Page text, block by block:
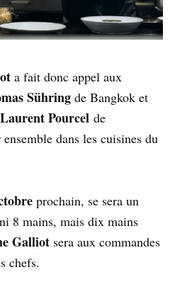
a fait donc appel aux
Sühring de Bangkok et
Pourcel de
dans les cuisines du
prochain, se sera un
8 mains, mais dix mains
Galliot sera aux commandes
chefs.